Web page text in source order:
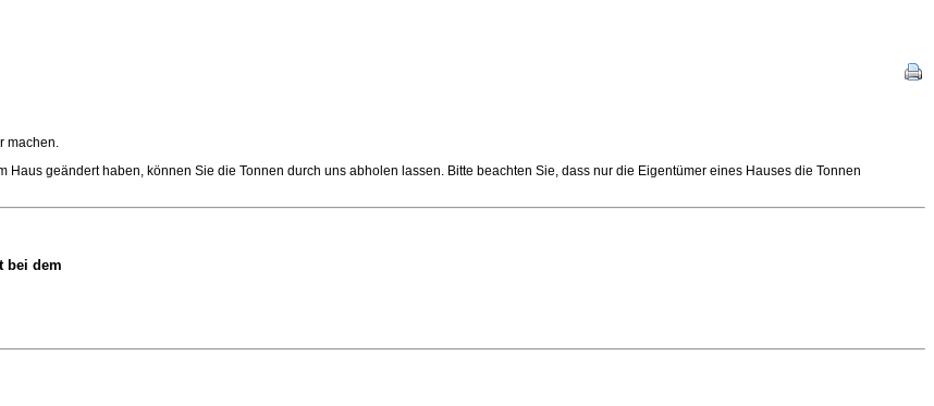
machen.
geändert haben, können Sie die Tonnen durch uns abholen lassen. Bitte beachten Sie, dass nur die Eigentümer eines Hauses die Tonnen
bei dem